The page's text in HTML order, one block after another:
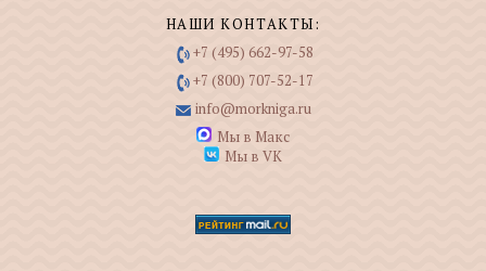
НАШИ КОНТАКТЫ:
+7 (495) 662-97-58
+7 (800) 707-52-17
info@morkniga.ru
Мы в Макс
Мы в VK